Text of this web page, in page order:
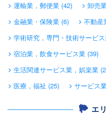
運輸業，郵便業 (42)
卸売
金融業・保険業 (6)
不動産
学術研究，専門・技術サービ
宿泊業，飲食サービス業 (39)
生活関連サービス業，娯楽業
医療，福祉 (25)
サービス
エ